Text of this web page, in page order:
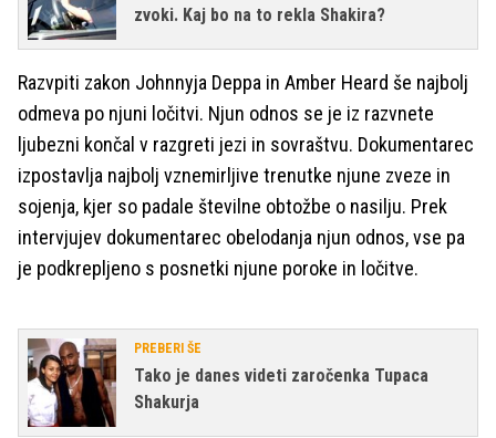
zvoki. Kaj bo na to rekla Shakira?
Razvpiti zakon Johnnyja Deppa in Amber Heard še najbolj
odmeva po njuni ločitvi. Njun odnos se je iz razvnete
ljubezni končal v razgreti jezi in sovraštvu. Dokumentarec
izpostavlja najbolj vznemirljive trenutke njune zveze in
sojenja, kjer so padale številne obtožbe o nasilju. Prek
intervjujev dokumentarec obelodanja njun odnos, vse pa
je podkrepljeno s posnetki njune poroke in ločitve.
PREBERI ŠE
Tako je danes videti zaročenka Tupaca
Shakurja